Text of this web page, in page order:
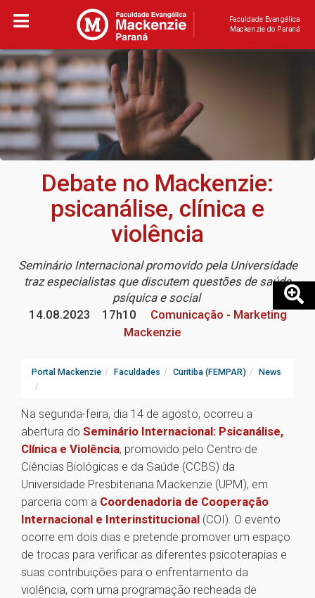
Faculdade Evangélica
Mackenzie do Paraná
Debate no Mackenzie:
psicanálise, clínica e
violência
Seminário Internacional promovido pela Universidade
traz especialistas que discutem questões de saúde
psíquica e social
14.08.2023
17h10
Comunicação - Marketing
Mackenzie
Portal Mackenzie Faculdades Curitiba (FEMPAR) News
Na segunda-feira, dia 14 de agosto, ocorreu a
abertura do Seminário Internacional: Psicanálise,
Clínica e Violência, promovido pelo Centro de
Ciências Biológicas e da Saúde (CCBS) da
Universidade Presbiteriana Mackenzie (UPM), em
parceria com a Coordenadoria de Cooperação
Internacional e Interinstitucional (COI). O evento
ocorre em dois dias e pretende promover um espaço
de trocas para verificar as diferentes psicoterapias e
suas contribuições para o enfrentamento da
violência, com uma programação recheada de